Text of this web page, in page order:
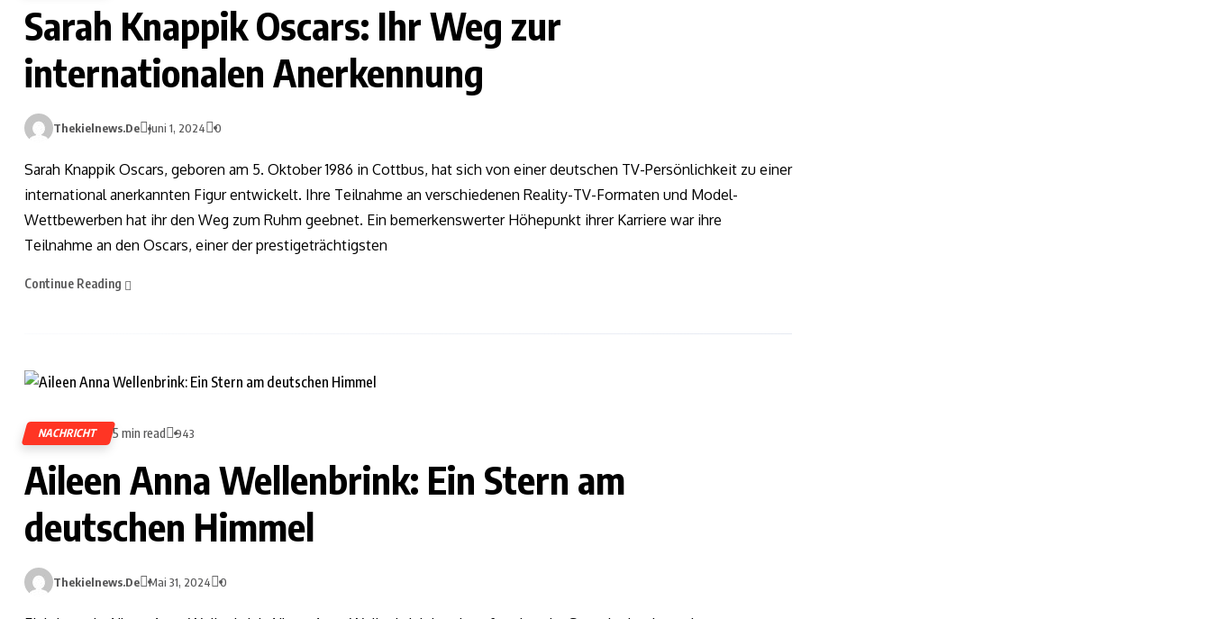
Sarah Knappik Oscars: Ihr Weg zur
internationalen Anerkennung
Thekielnews.de Juni 1, 2024 0
Sarah Knappik Oscars, geboren am 5. Oktober 1986 in Cottbus, hat sich von einer deutschen TV-Persönlichkeit zu einer
international anerkannten Figur entwickelt. Ihre Teilnahme an verschiedenen Reality-TV-Formaten und Model-
Wettbewerben hat ihr den Weg zum Ruhm geebnet. Ein bemerkenswerter Höhepunkt ihrer Karriere war ihre
Teilnahme an den Oscars, einer der prestigeträchtigsten
Continue Reading
NACHRICHT 5 min read 943
Aileen Anna Wellenbrink: Ein Stern am
deutschen Himmel
Thekielnews.de Mai 31, 2024 0